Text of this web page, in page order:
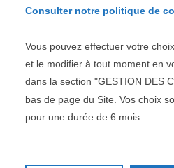
Suivez-nous
Consulter notre politique de
Vous pouvez effectuer votre
et le modifier à tout moment en
dans la section "GESTION DES
bas de page du Site. Vos choix
pour une durée de 6 mois.